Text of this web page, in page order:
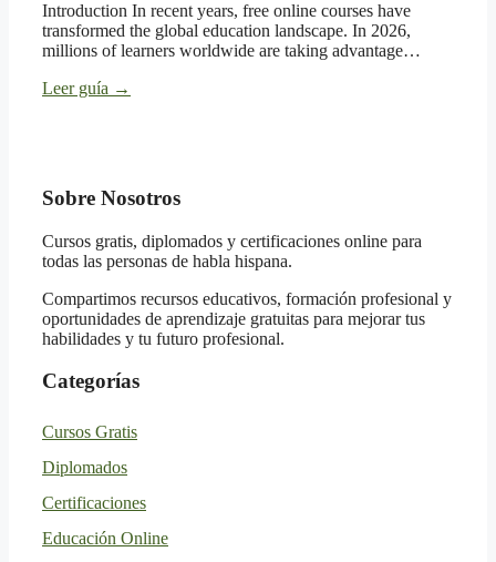
Introduction In recent years, free online courses have
transformed the global education landscape. In 2026,
millions of learners worldwide are taking advantage…
Leer guía →
Sobre Nosotros
Cursos gratis, diplomados y certificaciones online para
todas las personas de habla hispana.
Compartimos recursos educativos, formación profesional y
oportunidades de aprendizaje gratuitas para mejorar tus
habilidades y tu futuro profesional.
Categorías
Cursos Gratis
Diplomados
Certificaciones
Educación Online